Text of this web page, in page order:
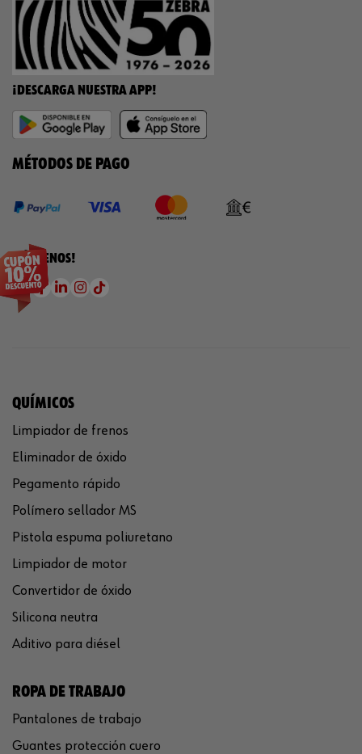
¡DESCARGA NUESTRA APP!
MÉTODOS DE PAGO
¡SÍGUENOS!
QUÍMICOS
Limpiador de frenos
Eliminador de óxido
Pegamento rápido
Polímero sellador MS
Pistola espuma poliuretano
Limpiador de motor
Convertidor de óxido
Silicona neutra
Aditivo para diésel
ROPA DE TRABAJO
Pantalones de trabajo
Guantes protección cuero